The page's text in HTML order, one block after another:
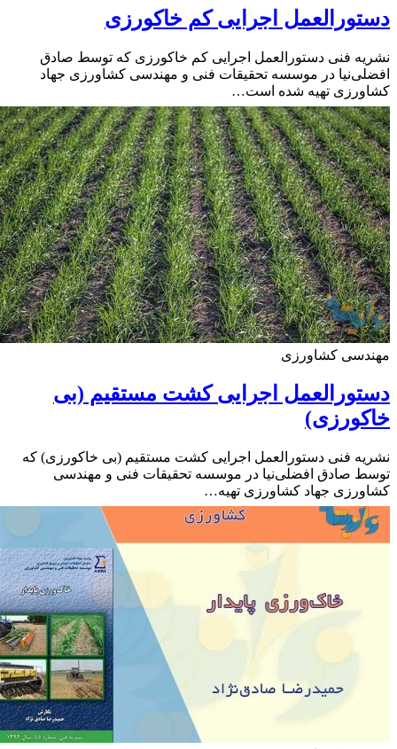
اجرایی کم خاکورزی
فنی دستورالعمل اجرایی کم خاکورزی که توسط صادق
در موسسه تحقیقات فنی و مهندسی کشاورزی جهاد
تهیه شده است…
کشاورزی
اجرایی کشت مستقیم (بی
فنی دستورالعمل اجرایی کشت مستقیم (بی خاکورزی) که
صادق افضلی‌نیا در موسسه تحقیقات فنی و مهندسی
جهاد کشاورزی تهیه…